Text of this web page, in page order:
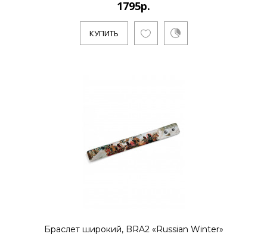
1595р.
..
1795р.
КУПИТЬ
1795р.
КУПИТЬ
Браслет широкий, BRA2 «Russian Winter»